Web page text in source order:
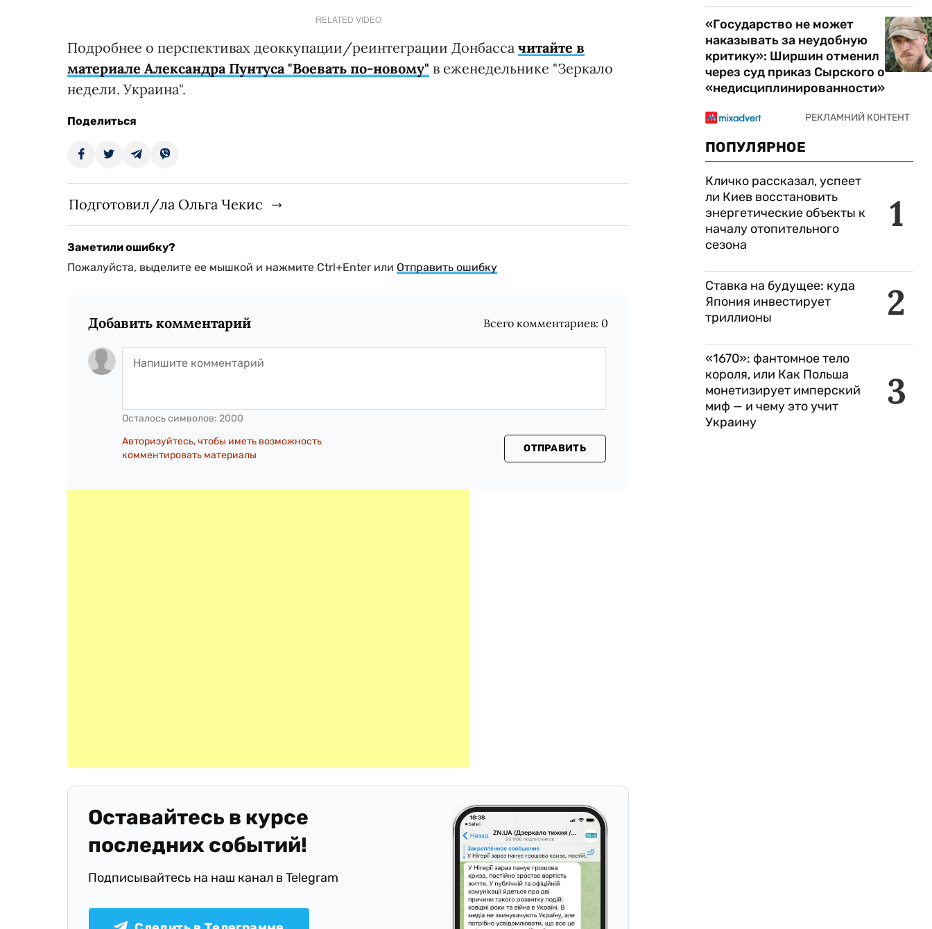
RELATED VIDEO
Подробнее о перспективах деоккупации/реинтеграции Донбасса читайте в
материале Александра Пунтуса "Воевать по-новому" в еженедельнике "Зеркало
недели. Украина".
Поделиться
Подготовил/ла Ольга Чекис
Заметили ошибку?
Пожалуйста, выделите ее мышкой и нажмите Ctrl+Enter или Отправить ошибку
Добавить комментарий Всего комментариев: 0
Осталось символов: 2000
Авторизуйтесь, чтобы иметь возможность
комментировать материалы
ОТПРАВИТЬ
Оставайтесь в курсе
последних событий!
Подписывайтесь на наш канал в Telegram
«Государство не может
наказывать за неудобную
критику»: Ширшин отменил
через суд приказ Сырского о
«недисциплинированности»
ПОПУЛЯРНОЕ
1
Кличко рассказал, успеет
ли Киев восстановить
энергетические объекты к
началу отопительного
сезона
2
Ставка на будущее: куда
Япония инвестирует
триллионы
3
«1670»: фантомное тело
короля, или Как Польша
монетизирует имперский
миф — и чему это учит
Украину